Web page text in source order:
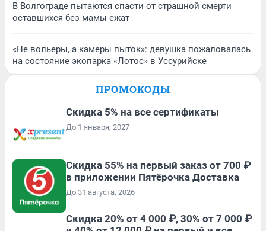
В Волгограде пытаются спасти от страшной смерти
оставшихся без мамы ежат
«Не вольеры, а камеры пыток»: девушка пожаловалась
на состояние экопарка «Лотос» в Уссурийске
ПРОМОКОДЫ
Скидка 5% на все сертификаты
До 1 января, 2027
Скидка 55% на первый заказ от 700 ₽
в приложении Пятёрочка Доставка
До 31 августа, 2026
Скидка 20% от 4 000 ₽, 30% от 7 000 ₽